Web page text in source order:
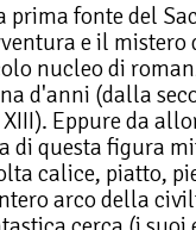
prima fonte del
e il mistero
nucleo di
d'anni (dalla
Eppure da
di questa figura
calice, piatto,
arco della